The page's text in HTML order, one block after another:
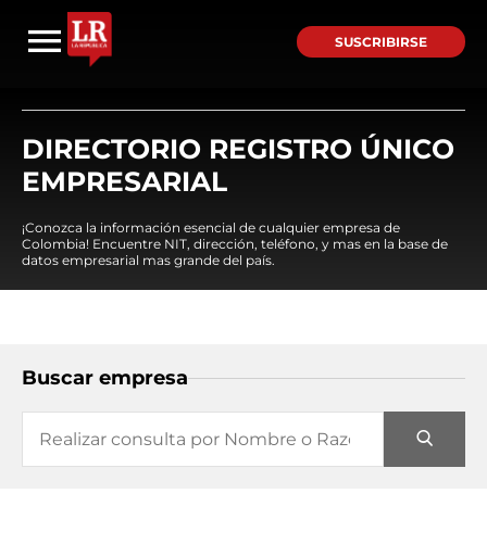
SUSCRIBIRSE
DIRECTORIO REGISTRO ÚNICO
EMPRESARIAL
¡Conozca la información esencial de cualquier empresa de
Colombia! Encuentre NIT, dirección, teléfono, y mas en la base de
datos empresarial mas grande del país.
Buscar empresa